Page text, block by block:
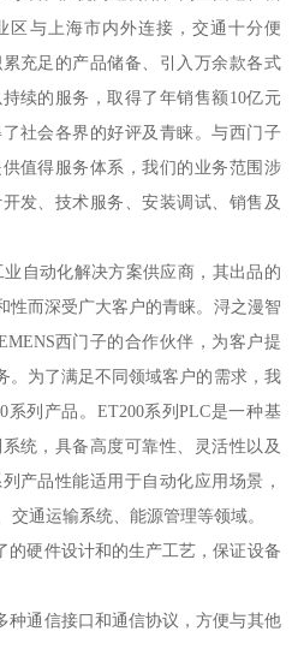
区与上海市内外连接，交通十分便
充足的产品储备、引入万余款各式
续的服务，取得了年销售额10亿元
社会各界的好评及青睐。与西门子
值得服务体系，我们的业务范围涉
发、技术服务、安装调试、销售及
动化解决方案供应商，其出品的
性而深受广大客户的青睐。浔之漫智
西门子的合作伙伴，为客户提
。为了满足不同领域客户的需求，我
系列产品。ET200系列PLC是一种基
统，具备高度可靠性、灵活性以及
产品性能适用于自动化应用场景，
通运输系统、能源管理等领域。
的硬件设计和的生产工艺，保证设备
种通信接口和通信协议，方便与其他